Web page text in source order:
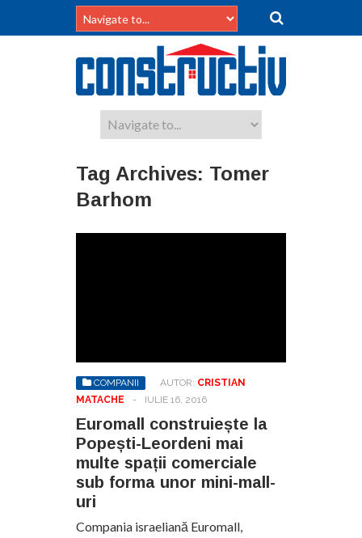
Tag Archives: Tomer
Barhom
COMPANII AUTOR: CRISTIAN
MATACHE
- IULIE 16, 2016
Euromall construiește la
Popești-Leordeni mai
multe spații comerciale
sub forma unor mini-mall-
uri
Compania israeliană Euromall,